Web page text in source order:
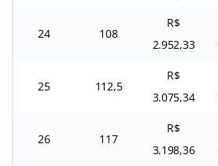
24 108
R$
2.952,33
25 112,5
R$
3.075,34
26 117
R$
3.198,36